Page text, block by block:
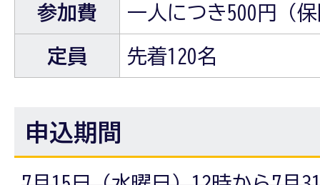
参加費 一人につき500円（
定員 先着120名
申込期間